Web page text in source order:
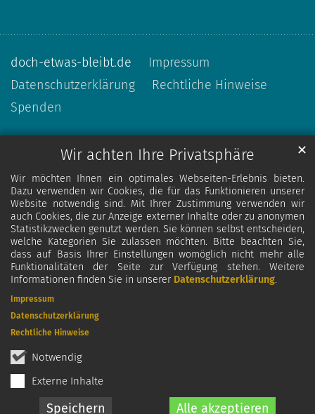
Wir achten Ihre Privatsphäre
Wir möchten Ihnen ein optimales Webseiten-Erlebnis bieten.
Dazu verwenden wir Cookies, die für das Funktionieren unserer
Website notwendig sind. Mit Ihrer Zustimmung verwenden wir
auch Cookies, die zur Anzeige externer Inhalte oder zu anonymen
Statistikzwecken genutzt werden. Sie können selbst entscheiden,
welche Kategorien Sie zulassen möchten. Bitte beachten Sie,
dass auf Basis Ihrer Einstellungen womöglich nicht mehr alle
Funktionalitäten der Seite zur Verfügung stehen. Weitere
Informationen finden Sie in unserer Datenschutzerklärung.
Notwendig
Externe Inhalte
Speichern Alle akzeptieren
✕
Impressum
Datenschutzerklärung
Rechtliche Hinweise
doch-etwas-bleibt.de
Impressum
Datenschutzerklärung
Rechtliche Hinweise
Spenden